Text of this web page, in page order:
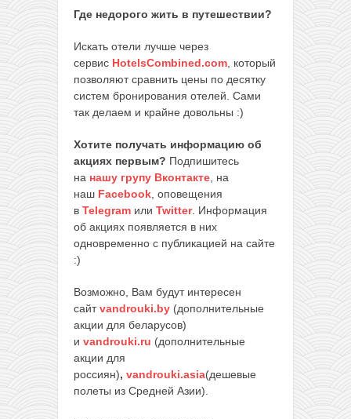
Где недорого жить в путешествии?
Искать отели лучше через
сервис HotelsCombined.com, который
позволяют сравнить цены по десятку
систем бронирования отелей. Сами
так делаем и крайне довольны :)
Хотите получать информацию об
акциях первым? Подпишитесь
на нашу групу Вконтакте, на
наш Facebook, оповещения
в Telegram или Twitter. Информация
об акциях появляется в них
одновременно с публикацией на сайте
:)
Возможно, Вам будут интересен
сайтvandrouki.by (дополнительные
акции для беларусов)
и vandrouki.ru (дополнительные
акции для
россиян), vandrouki.asia(дешевые
полеты из Средней Азии).